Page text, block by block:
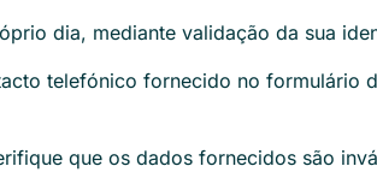
dia, mediante validação da sua
telefónico fornecido no formulário
que os dados fornecidos são